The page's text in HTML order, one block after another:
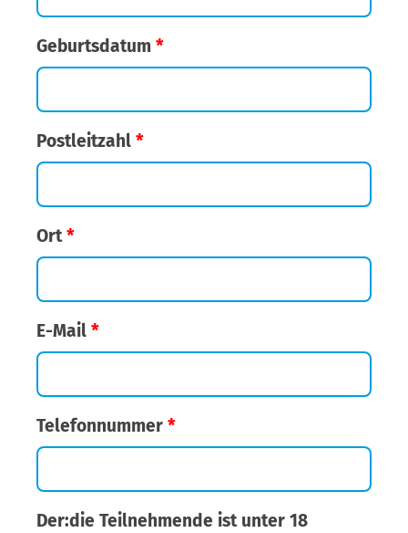
Geburtsdatum *
Postleitzahl *
Ort*
E-Mail *
Telefonnummer *
Der:die Teilnehmende ist unter 18